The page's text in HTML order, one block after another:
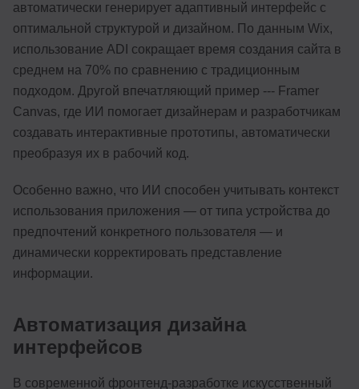
автоматически генерирует адаптивный интерфейс с
оптимальной структурой и дизайном. По данным Wix,
использование ADI сокращает время создания сайта в
среднем на 70% по сравнению с традиционным
подходом. Другой впечатляющий пример --- Framer
Canvas, где ИИ помогает дизайнерам и разработчикам
создавать интерактивные прототипы, автоматически
преобразуя их в рабочий код.
Особенно важно, что ИИ способен учитывать контекст
использования приложения — от типа устройства до
предпочтений конкретного пользователя — и
динамически корректировать представление
информации.
Автоматизация дизайна
интерфейсов
В современной фронтенд-разработке искусственный